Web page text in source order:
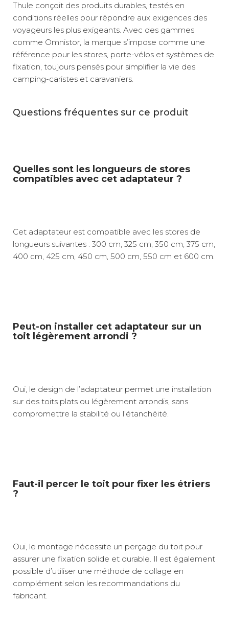
Thule conçoit des produits durables, testés en
conditions réelles pour répondre aux exigences des
voyageurs les plus exigeants. Avec des gammes
comme Omnistor, la marque s’impose comme une
référence pour les stores, porte-vélos et systèmes de
fixation, toujours pensés pour simplifier la vie des
camping-caristes et caravaniers.
Questions fréquentes sur ce produit
Quelles sont les longueurs de stores
compatibles avec cet adaptateur ?
Cet adaptateur est compatible avec les stores de
longueurs suivantes : 300 cm, 325 cm, 350 cm, 375 cm,
400 cm, 425 cm, 450 cm, 500 cm, 550 cm et 600 cm.
Peut-on installer cet adaptateur sur un
toit légèrement arrondi ?
Oui, le design de l’adaptateur permet une installation
sur des toits plats ou légèrement arrondis, sans
compromettre la stabilité ou l’étanchéité.
Faut-il percer le toit pour fixer les étriers
?
Oui, le montage nécessite un perçage du toit pour
assurer une fixation solide et durable. Il est également
possible d’utiliser une méthode de collage en
complément selon les recommandations du
fabricant.